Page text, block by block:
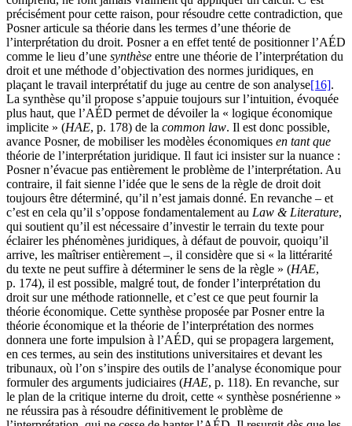
précisément pour cette raison, pour résoudre cette contradiction, que
Posner articule sa théorie dans les termes d’une théorie de
l’interprétation du droit. Posner a en effet tenté de positionner l’AÉD
comme le lieu d’une synthèse entre une théorie de l’interprétation du
droit et une méthode d’objectivation des normes juridiques, en
plaçant le travail interprétatif du juge au centre de son analyse[16].
La synthèse qu’il propose s’appuie toujours sur l’intuition, évoquée
plus haut, que l’AÉD permet de dévoiler la « logique économique
implicite » (HAE, p. 178) de la common law. Il est donc possible,
avance Posner, de mobiliser les modèles économiques en tant que
théorie de l’interprétation juridique. Il faut ici insister sur la nuance :
Posner n’évacue pas entièrement le problème de l’interprétation. Au
contraire, il fait sienne l’idée que le sens de la règle de droit doit
toujours être déterminé, qu’il n’est jamais donné. En revanche – et
c’est en cela qu’il s’oppose fondamentalement au Law & Literature,
qui soutient qu’il est nécessaire d’investir le terrain du texte pour
éclairer les phénomènes juridiques, à défaut de pouvoir, quoiqu’il
arrive, les maîtriser entièrement –, il considère que si « la littérarité
du texte ne peut suffire à déterminer le sens de la règle » (HAE,
p. 174), il est possible, malgré tout, de fonder l’interprétation du
droit sur une méthode rationnelle, et c’est ce que peut fournir la
théorie économique. Cette synthèse proposée par Posner entre la
théorie économique et la théorie de l’interprétation des normes
donnera une forte impulsion à l’AÉD, qui se propagera largement,
en ces termes, au sein des institutions universitaires et devant les
tribunaux, où l’on s’inspire des outils de l’analyse économique pour
formuler des arguments judiciaires (HAE, p. 118). En revanche, sur
le plan de la critique interne du droit, cette « synthèse posnérienne »
ne réussira pas à résoudre définitivement le problème de